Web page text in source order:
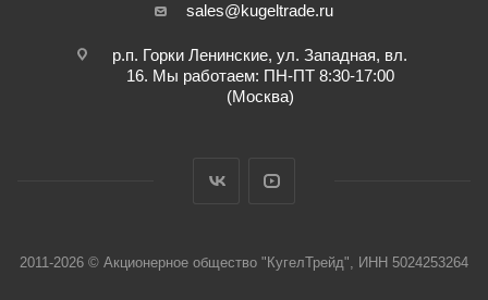
sales@kugeltrade.ru
р.п. Горки Ленинские, ул. Западная, вл.
16. Мы работаем: ПН-ПТ 8:30-17:00
(Москва)
2011-2026 © Акционерное общество "КугелТрейд", ИНН 5024253264